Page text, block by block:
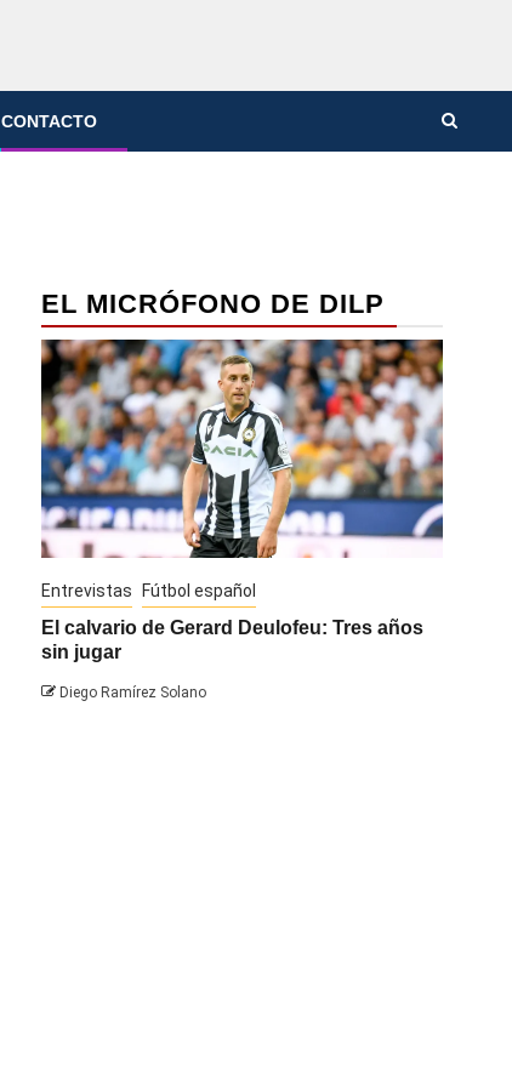
CONTACTO
EL MICRÓFONO DE DILP
Entrevistas Fútbol español
El calvario de Gerard Deulofeu: Tres años
sin jugar
Diego Ramírez Solano